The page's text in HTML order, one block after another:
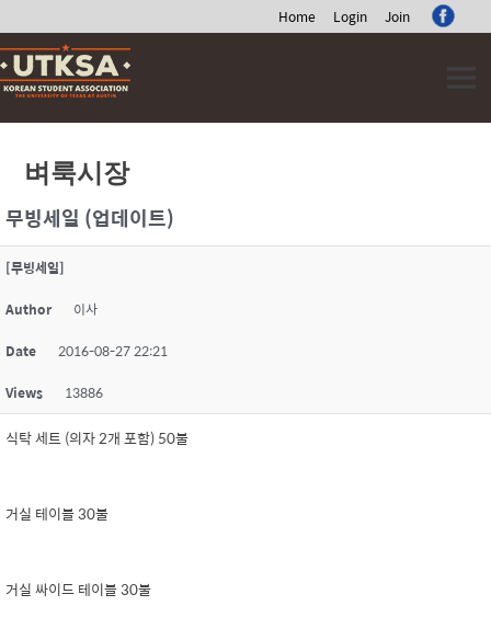
Home Login Join
Skip
to
content
벼룩시장
무빙세일 (업데이트)
[무빙세일]
Author 이사
Date 2016-08-27 22:21
Views 13886
식탁 세트 (의자 2개 포함) 50불
거실 테이블 30불
거실 싸이드 테이블 30불